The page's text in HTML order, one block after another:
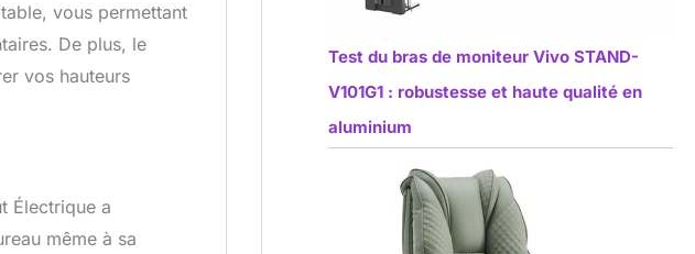
vous permettant
De plus, le
vos hauteurs
Électrique a
même à sa
Test du bras de moniteur Vivo STAND-
V101G1 : robustesse et haute qualité en
aluminium